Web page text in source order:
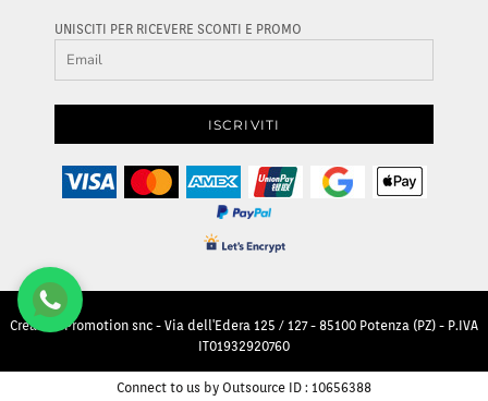
UNISCITI PER RICEVERE SCONTI E PROMO
ISCRIVITI
Creative Promotion snc - Via dell'Edera 125 / 127 - 85100 Potenza (PZ) - P.IVA
IT01932920760
Connect to us by Outsource ID : 10656388